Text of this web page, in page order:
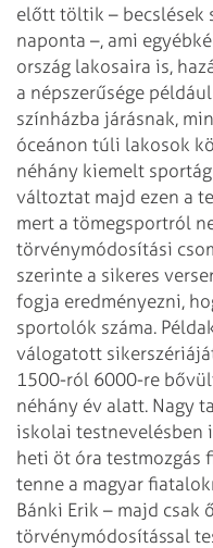
előtt töltik – becslések
naponta –, ami
ország lakosaira is,
a népszerűsége
színházba járásnak,
óceánon túli lakosok
néhány kiemelt
változtat majd ezen a
mert a tömegsportról
törvénymódosítási
szerinte a sikeres
fogja eredményezni,
sportolók száma.
válogatott
1500-ról 6000-re
néhány év alatt. Nagy
iskolai testnevelésben
heti öt óra testmozgás
tenne a magyar
Bánki Erik – majd csak
törvénymódosítással